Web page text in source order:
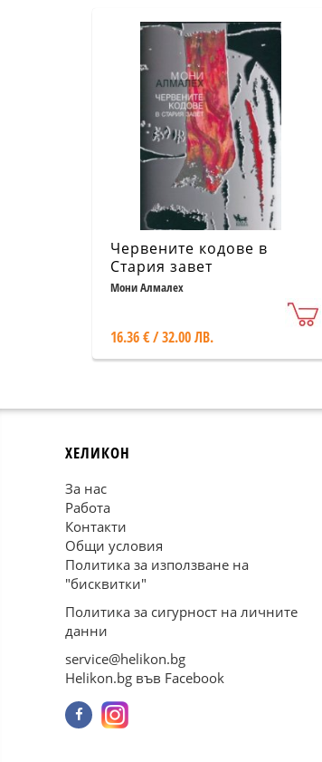
Червените кодове в
Стария завет
Мони Алмалех
16.36 € / 32.00 ЛВ.
ХЕЛИКОН
За нас
Работа
Контакти
Общи условия
Политика за използване на
"бисквитки"
Политика за сигурност на личните
данни
service@helikon.bg
Helikon.bg във Facebook